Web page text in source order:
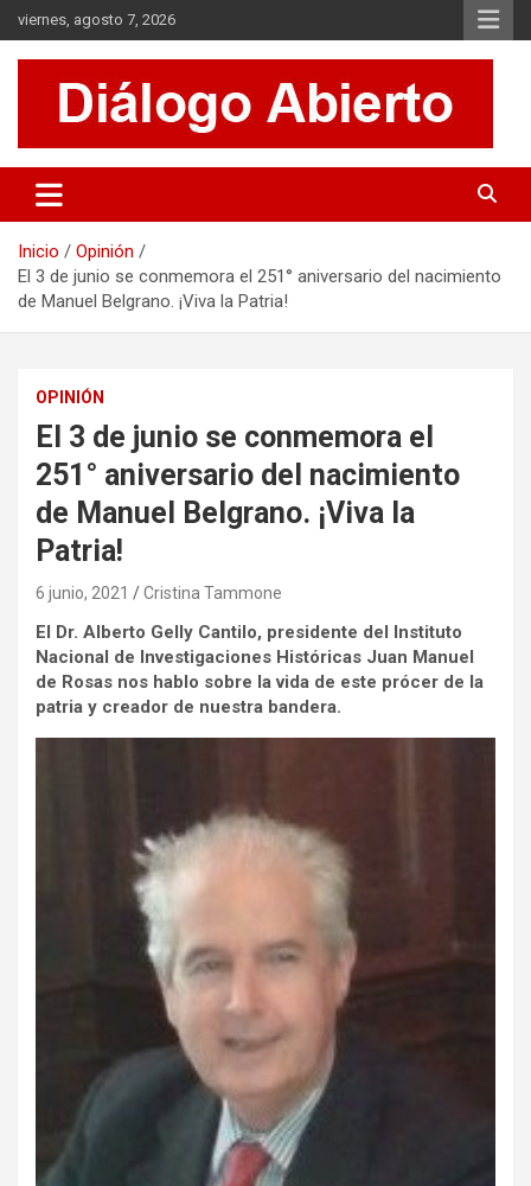
Saltar
al
contenido
viernes, agosto 7, 2026
Diálogo Abierto
Se tratan diversos temas de actualidad buscando hacer un
aporte a la sociedad, brindando información relevante de lo que
Inicio
Opinión
El 3 de junio se conmemora el 251° aniversario del nacimiento
de Manuel Belgrano. ¡Viva la Patria!
OPINIÓN
El 3 de junio se conmemora el
251° aniversario del nacimiento
de Manuel Belgrano. ¡Viva la
Patria!
6 junio, 2021 Cristina Tammone
El Dr. Alberto Gelly Cantilo, presidente del Instituto
Nacional de Investigaciones Históricas Juan Manuel
de Rosas nos hablo sobre la vida de este prócer de la
patria y creador de nuestra bandera.